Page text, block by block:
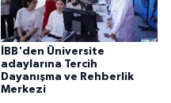
İBB'den Üniversite
adaylarına Tercih
Dayanışma ve Rehberlik
Merkezi